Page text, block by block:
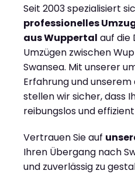
Seit 2003 spezialisiert
professionelles
aus Wuppertal auf die
Umzügen zwischen
Swansea. Mit unserer
Erfahrung und
stellen wir sicher, dass
reibungslos und
Vertrauen Sie auf
Ihren Übergang nach
und zuverlässig zu